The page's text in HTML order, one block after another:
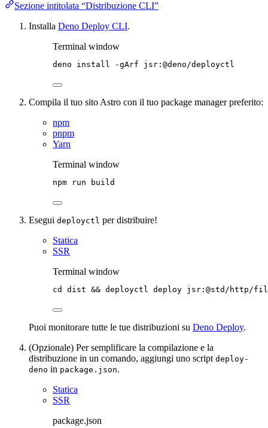
Sezione intitolata “Distribuzione CLI”
Installa Deno Deploy CLI.
Terminal window
deno install -gArf jsr:@deno/deployctl
Compila il tuo sito Astro con il tuo package manager preferito:
npm
pnpm
Yarn
Terminal window
npm run build
Esegui deployctl per distribuire!
Statica
SSR
Terminal window
cd dist && deployctl deploy jsr:@std/http/
Puoi monitorare tutte le tue distribuzioni su Deno Deploy.
(Opzionale) Per semplificare la compilazione e la
distribuzione in un comando, aggiungi uno script deploy-
deno in package.json.
Statica
SSR
package.json